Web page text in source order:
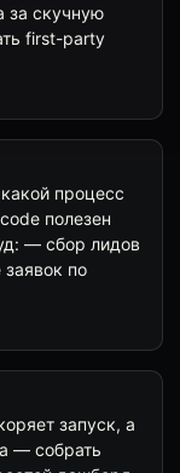
за скучную
first-party
процесс
полезен
— сбор лидов
по
запуск, а
— собрать